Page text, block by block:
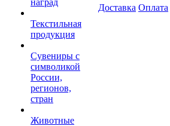
наград
Текстильная
продукция
Сувениры с
символикой
России,
регионов,
стран
Животные
Доставка Оплата